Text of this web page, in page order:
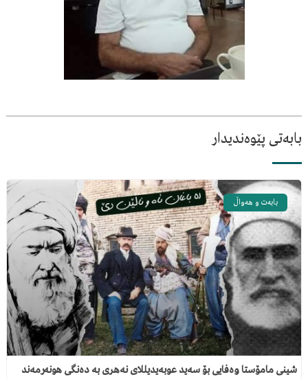
بابەتی پێوەندیدار
بابەت و هەواڵ
شینی مامۆستا وەفایی بۆ سەید عوبەیدیللای نەهری بە دەنگی هونەرمەند